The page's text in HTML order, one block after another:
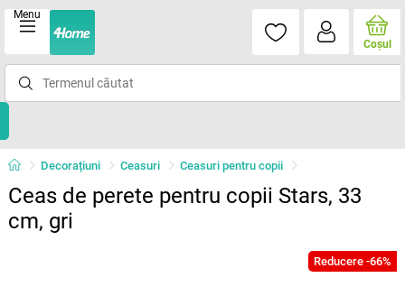
Menu
Coşul
Decorațiuni Ceasuri Ceasuri pentru copii
Ceas de perete pentru copii Stars, 33
cm, gri
Reducere -66%